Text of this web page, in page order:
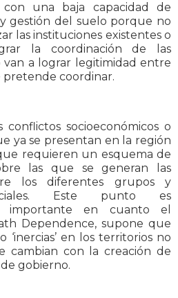
una baja capacidad de
gestión del suelo porque no
las instituciones existentes o
la coordinación de las
van a lograr legitimidad entre
pretende coordinar.
conflictos socioeconómicos o
ya se presentan en la región
requieren un esquema de
las que se generan las
los diferentes grupos y
Este punto es
importante en cuanto el
Dependence, supone que
‘inercias’ en los territorios no
cambian con la creación de
gobierno.